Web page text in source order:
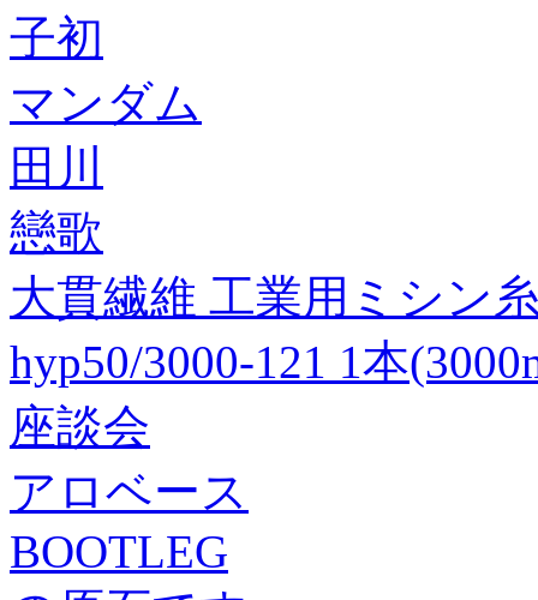
子初
マンダム
田川
戀歌
大貫繊維 工業用ミシン
hyp50/3000-121 1本
座談会
アロベース
BOOTLEG